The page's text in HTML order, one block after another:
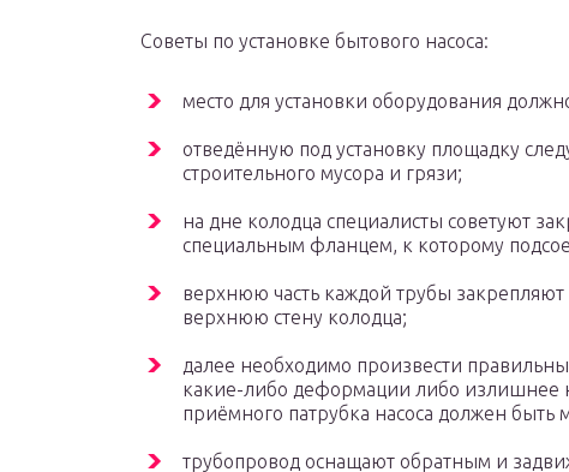
Советы по установке бытового насоса:
место для установки оборудования
отведённую под установку площадку
строительного мусора и грязи;
на дне колодца специалисты советуют
специальным фланцем, к которому
верхнюю часть каждой трубы
верхнюю стену колодца;
далее необходимо произвести
какие-либо деформации либо излишнее
приёмного патрубка насоса должен
трубопровод оснащают обратным и